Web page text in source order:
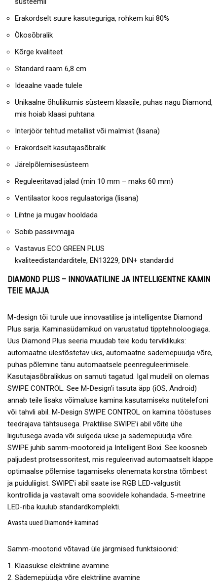
Erakordselt suure kasuteguriga, rohkem kui 80%
Ökosõbralik
Kõrge kvaliteet
Standard raam 6,8 cm
Ideaalne vaade tulele
Unikaalne õhuliikumis süsteem klaasile, puhas nagu Diamond,
mis hoiab klaasi puhtana
Interjöör tehtud metallist või malmist (lisana)
Erakordselt kasutajasõbralik
Järelpõlemisesüsteem
Reguleeritavad jalad (min 10 mm – maks 60 mm)
Ventilaator koos regulaatoriga (lisana)
Lihtne ja mugav hooldada
Sobib passiivmajja
Vastavus ECO GREEN PLUS
kvaliteedistandarditele, EN13229, DIN+ standardid
DIAMOND PLUS – INNOVAATILINE JA INTELLIGENTNE KAMIN
TEIE MAJJA
M-design tõi turule uue innovaatilise ja intelligentse Diamond
Plus sarja. Kaminasüdamikud on varustatud tipptehnoloogiaga.
Uus Diamond Plus seeria muudab teie kodu terviklikuks:
automaatne ülestõstetav uks, automaatne sädemepüüdja võre,
puhas põlemine tänu automaatsele peenreguleerimisele.
Kasutajasõbralikkus on samuti tagatud. Igal mudelil on olemas
SWIPE CONTROL. See M-Design’i tasuta äpp (iOS, Android)
annab teile lisaks võimaluse kamina kasutamiseks nutitelefoni
või tahvli abil. M-Design SWIPE CONTROL on kamina tööstuses
teedrajava tähtsusega. Praktilise SWIPE’i abil võite ühe
liigutusega avada või sulgeda ukse ja sädemepüüdja võre.
SWIPE juhib samm-mootoreid ja Intelligent Boxi. See koosneb
paljudest protsessoritest, mis reguleerivad automaatselt klappe
optimaalse põlemise tagamiseks olenemata korstna tõmbest
ja puiduliigist. SWIPE’i abil saate ise RGB LED-valgustit
kontrollida ja vastavalt oma soovidele kohandada. 5-meetrine
LED-riba kuulub standardkomplekti.
Avasta uued Diamond+ kaminad
Samm-mootorid võtavad üle järgmised funktsioonid:
1. Klaasukse elektriline avamine
2. Sädemepüüdja võre elektriline avamine